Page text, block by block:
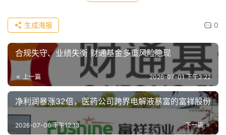
0
生成海报
合规失守、业绩失衡 财通基金多重风险隐现
上一篇 2026-07-01 下午3:22
净利润暴涨32倍，医药公司跨界电解液暴富的富祥股份
下一篇
2026-07-06 下午12:13